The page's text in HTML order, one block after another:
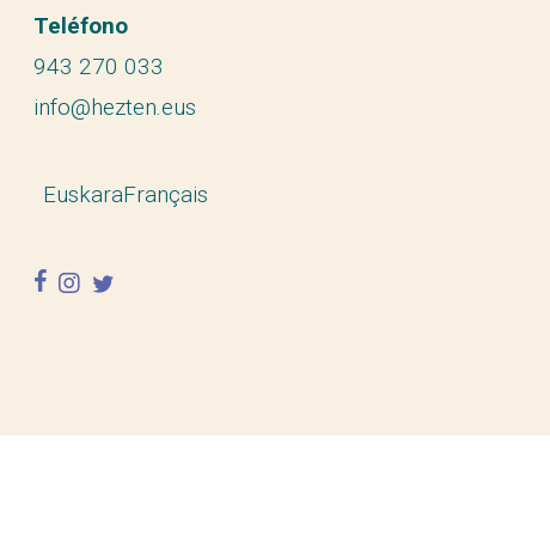
Teléfono
943 270 033
info@hezten.eus
EuskaraFrançais
facebook
instagram
twitter